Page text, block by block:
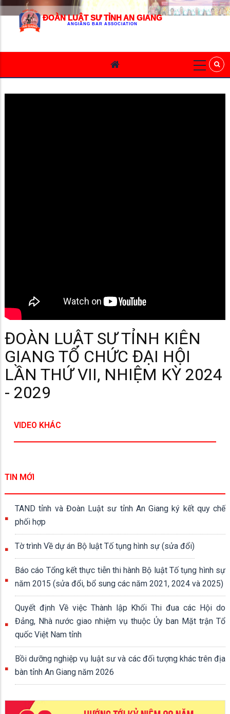
ĐOÀN LUẬT SƯ TỈNH AN GIANG
ANGIANG BAR ASSOCIATION
ĐOÀN LUẬT SƯ TỈNH KIÊN
GIANG TỔ CHỨC ĐẠI HỘI
LẦN THỨ VII, NHIỆM KỲ 2024
- 2029
VIDEO KHÁC
TIN MỚI
TAND tỉnh và Đoàn Luật sư tỉnh An Giang ký kết quy chế
phối hợp
Tờ trình Về dự án Bộ luật Tố tụng hình sự (sửa đổi)
Báo cáo Tổng kết thực tiễn thi hành Bộ luật Tố tụng hình sự
năm 2015 (sửa đổi, bổ sung các năm 2021, 2024 và 2025)
Quyết định Về việc Thành lập Khối Thi đua các Hội do
Đảng, Nhà nước giao nhiệm vụ thuộc Ủy ban Mặt trận Tổ
quốc Việt Nam tỉnh
Bồi dưỡng nghiệp vụ luật sư và các đối tượng khác trên địa
bàn tỉnh An Giang năm 2026